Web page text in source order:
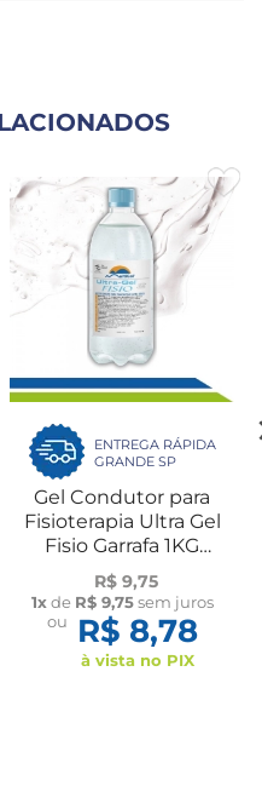
ENTREGA RÁPIDA
GRANDE SP
Gel Condutor para
Fisioterapia Ultra Gel
Fisio Garrafa 1KG
Multigel
R$ 9,75
1xde R$ 9,75sem juros
ou
R$ 8,78
à vista no PIX